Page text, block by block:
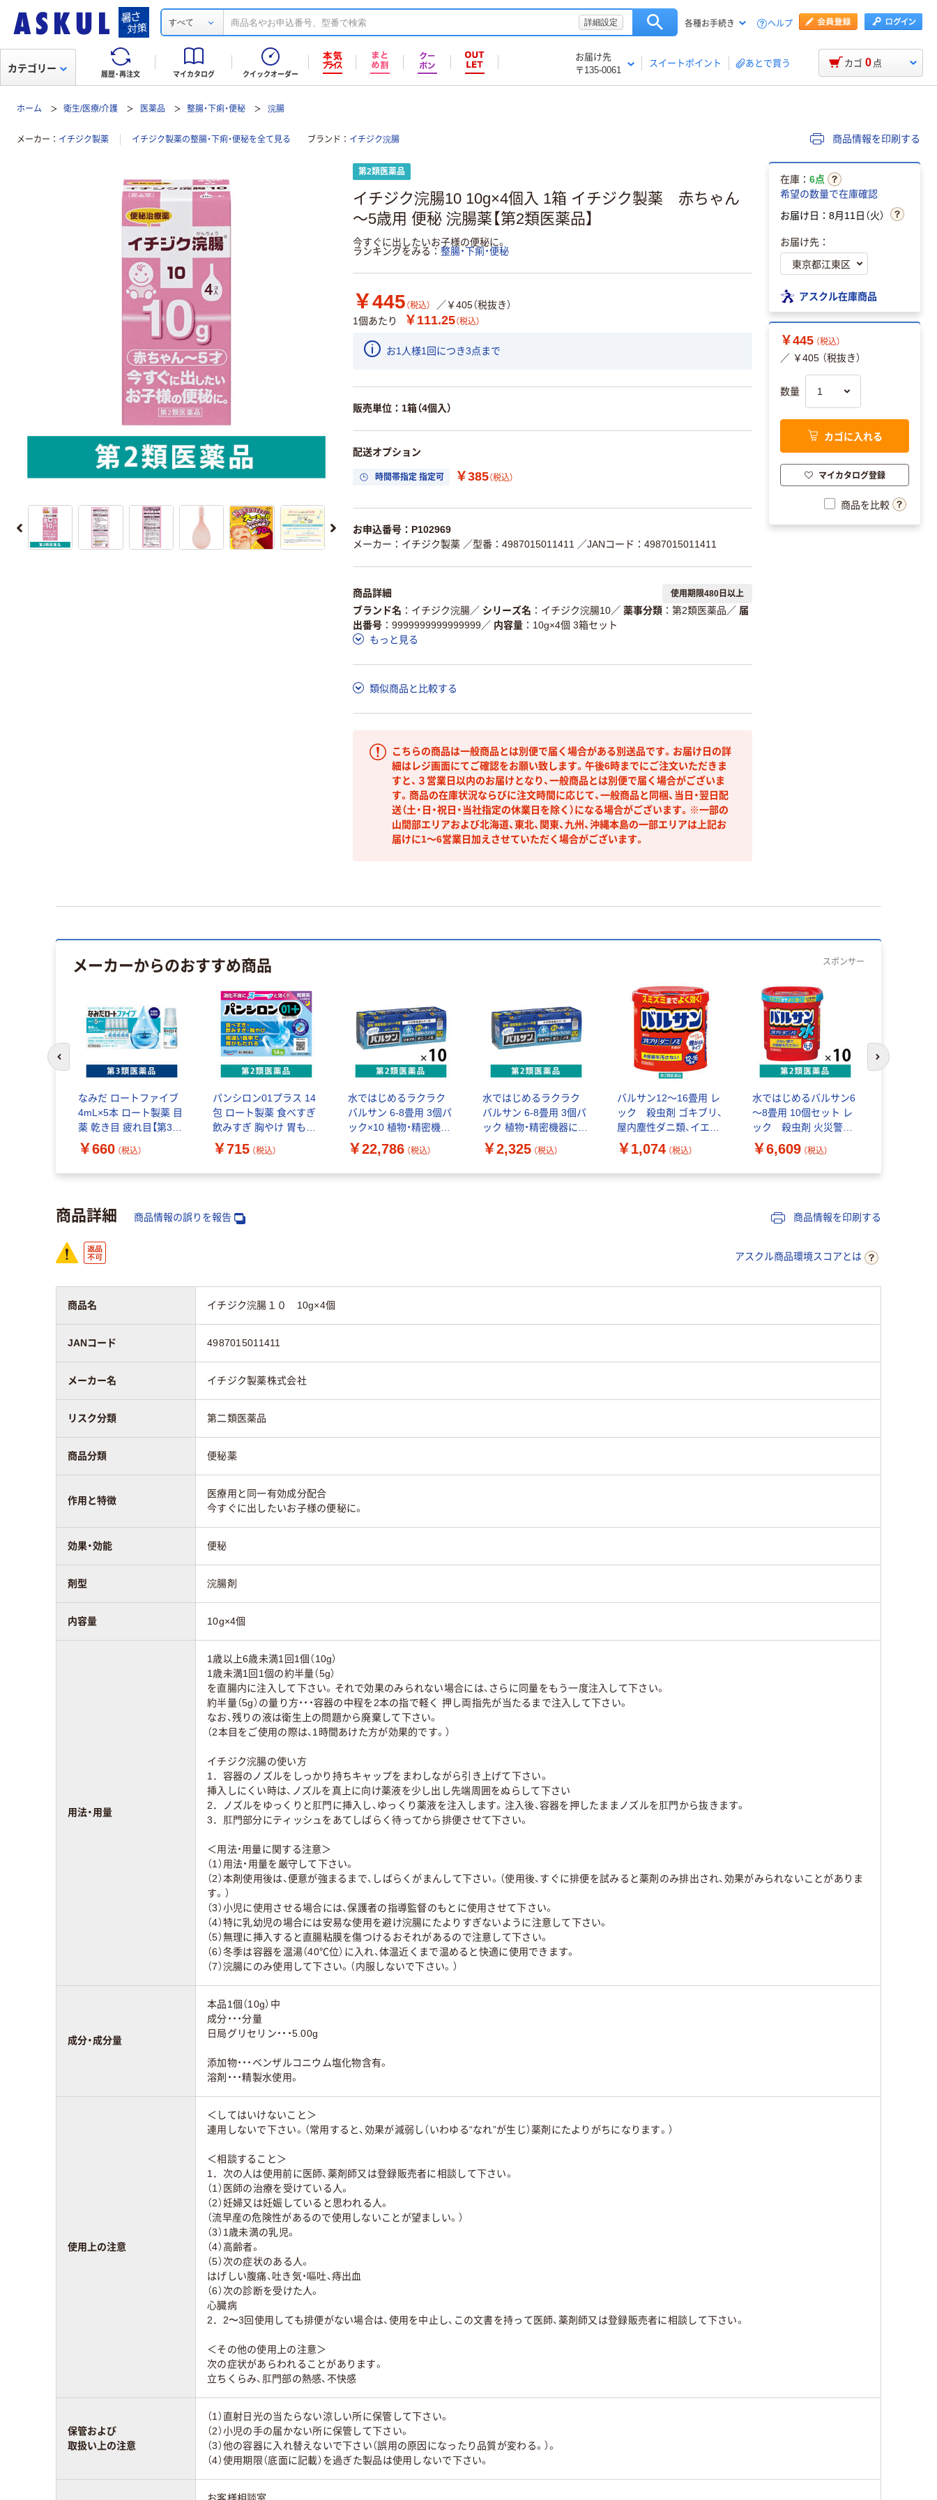
すべて 詳細設定 各種お手続き ヘルプ
履歴・再注文 マイカタログ クイックオーダー
お届け先
〒135-0061
スイートポイント あとで買う
カテゴリー カゴ 0 点
ホーム 衛生/医療/介護 医薬品 整腸・下痢・便秘 浣腸
メーカー イチジク製薬 イチジク製薬の整腸・下痢・便秘を全て見る ブランド イチジク浣腸 商品情報を印刷する
第2類医薬品
イチジク浣腸10 10g×4個入 1箱 イチジク製薬 赤ちゃん
～5歳用 便秘 浣腸薬【第2類医薬品】
今すぐに出したいお子様の便秘に。
ランキングをみる
整腸・下痢・便秘
￥445 （税込）
／￥405（税抜き）
1個あたり
￥111.25（税込）
お1人様1回につき3点まで
販売単位：1箱（4個入）
配送オプション
時間帯指定 指定可 ￥385（税込）
お申込番号：P102969
メーカー：イチジク製薬 ／型番：4987015011411 ／JANコード：4987015011411
商品詳細 使用期限480日以上
ブランド名 イチジク浣腸／ シリーズ名 イチジク浣腸10／ 薬事分類 第2類医薬品 ／ 届
出番号
9999999999999999／ 内容量
10g×4個 3箱セット
もっと見る
類似商品と比較する
こちらの商品は一般商品とは別便で届く場合がある別送品です。お届け日の詳
細はレジ画面にてご確認をお願い致します。午後6時までにご注文いただきま
すと、３営業日以内のお届けとなり、一般商品とは別便で届く場合がございま
す。商品の在庫状況ならびに注文時間に応じて、一般商品と同梱、当日・翌日配
送（土・日・祝日・当社指定の休業日を除く）になる場合がございます。※一部の
山間部エリアおよび北海道、東北、関東、九州、沖縄本島の一部エリアは上記お
届けに1～6営業日加えさせていただく場合がございます。
在庫： 6点
希望の数量で在庫確認
お届け日：8月11日（火）
お届け先：
アスクル在庫商品
￥445 （税込）
／ ￥405 （税抜き）
数量
カゴに入れる
マイカタログ登録
商品を比較
メーカーからのおすすめ商品 スポンサー
なみだ ロートファイブ
4mL×5本 ロート製薬 目
薬 乾き目 疲れ目【第3類
医薬品】
￥660 （税込）
パンシロン01プラス 14
包 ロート製薬 食べすぎ
飲みすぎ 胸やけ 胃もた
れ【第2類医薬品】
￥715 （税込）
水ではじめるラクラク
バルサン 6-8畳用 3個パ
ック×10 植物・精密機器
にカバー不要 殺虫剤 火
災警報器カバー付 ゴキ
ブリ ノミ ハエ 蚊成虫
￥22,786 （税込）
水ではじめるラクラク
バルサン 6-8畳用 3個パ
ック 植物・精密機器にカ
バー不要 殺虫剤 火災警
報器カバー付 ゴキブリ
ノミ ハエ 蚊成虫【第2類
￥2,325 （税込）
バルサン12～16畳用 レ
ック 殺虫剤 ゴキブリ、
屋内塵性ダニ類、イエダ
ニ、ノミ、トコジラミ、ハ
エ成虫、蚊成虫の駆除
【第2類医薬品】
￥1,074 （税込）
水ではじめるバルサン6
～8畳用 10個セット レ
ック 殺虫剤 火災警報
器カバー付き ゴキブリ、
ダニ、ノミ、ハエ成虫、蚊
成虫の駆除【第2類医薬
￥6,609 （税込）
前のスライドへ 次のスライド
商品詳細 商品情報の誤りを報告 商品情報を印刷する
アスクル商品環境スコアとは
商品名 イチジク浣腸１０ 10g×4個
JANコード 4987015011411
メーカー名 イチジク製薬株式会社
リスク分類 第二類医薬品
商品分類 便秘薬
作用と特徴
医療用と同一有効成分配合
今すぐに出したいお子様の便秘に。
効果・効能 便秘
剤型 浣腸剤
内容量 10g×4個
用法・用量
1歳以上6歳未満1回1個（10g）
1歳未満1回1個の約半量（5g）
を直腸内に注入して下さい。それで効果のみられない場合には、さらに同量をもう一度注入して下さい。
約半量（5g）の量り方・・・容器の中程を2本の指で軽く 押し両指先が当たるまで注入して下さい。
なお、残りの液は衛生上の問題から廃棄して下さい。
（2本目をご使用の際は、1時間あけた方が効果的です。）
イチジク浣腸の使い方
1．容器のノズルをしっかり持ちキャップをまわしながら引き上げて下さい。
挿入しにくい時は、ノズルを真上に向け薬液を少し出し先端周囲をぬらして下さい
2．ノズルをゆっくりと肛門に挿入し、ゆっくり薬液を注入します。注入後、容器を押したままノズルを肛門から抜きます。
3．肛門部分にティッシュをあてしばらく待ってから排便させて下さい。
＜用法・用量に関する注意＞
（1）用法・用量を厳守して下さい。
（2）本剤使用後は、便意が強まるまで、しばらくがまんして下さい。（使用後、すぐに排便を試みると薬剤のみ排出され、効果がみられないことがありま
す。）
（3）小児に使用させる場合には、保護者の指導監督のもとに使用させて下さい。
（4）特に乳幼児の場合には安易な使用を避け浣腸にたよりすぎないように注意して下さい。
（5）無理に挿入すると直腸粘膜を傷つけるおそれがあるので注意して下さい。
（6）冬季は容器を温湯（40℃位）に入れ、体温近くまで温めると快適に使用できます。
（7）浣腸にのみ使用して下さい。（内服しないで下さい。）
成分・成分量
本品1個（10g）中
成分・・・分量
日局グリセリン・・・5.00g
添加物・・・ベンザルコニウム塩化物含有。
溶剤・・・精製水使用。
使用上の注意
＜してはいけないこと＞
連用しないで下さい。（常用すると、効果が減弱し（いわゆる“なれ”が生じ）薬剤にたよりがちになります。）
＜相談すること＞
1．次の人は使用前に医師、薬剤師又は登録販売者に相談して下さい。
（1）医師の治療を受けている人。
（2）妊婦又は妊娠していると思われる人。
（流早産の危険性があるので使用しないことが望ましい。）
（3）1歳未満の乳児。
（4）高齢者。
（5）次の症状のある人。
はげしい腹痛、吐き気・嘔吐、痔出血
（6）次の診断を受けた人。
心臓病
2．2〜3回使用しても排便がない場合は、使用を中止し、この文書を持って医師、薬剤師又は登録販売者に相談して下さい。
＜その他の使用上の注意＞
次の症状があらわれることがあります。
立ちくらみ、肛門部の熱感、不快感
保管および
取扱い上の注意
（1）直射日光の当たらない涼しい所に保管して下さい。
（2）小児の手の届かない所に保管して下さい。
（3）他の容器に入れ替えないで下さい（誤用の原因になったり品質が変わる。）。
（4）使用期限（底面に記載）を過ぎた製品は使用しないで下さい。